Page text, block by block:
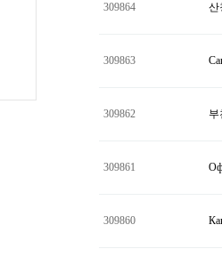
309864
309863
309862
309861
309860